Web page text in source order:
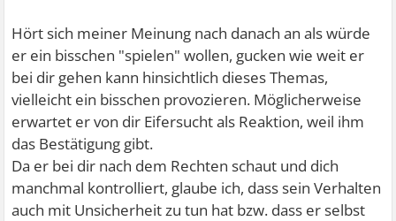
Hört sich meiner Meinung nach danach an als würde
er ein bisschen "spielen" wollen, gucken wie weit er
bei dir gehen kann hinsichtlich dieses Themas,
vielleicht ein bisschen provozieren. Möglicherweise
erwartet er von dir Eifersucht als Reaktion, weil ihm
das Bestätigung gibt.
Da er bei dir nach dem Rechten schaut und dich
manchmal kontrolliert, glaube ich, dass sein Verhalten
auch mit Unsicherheit zu tun hat bzw. dass er selbst